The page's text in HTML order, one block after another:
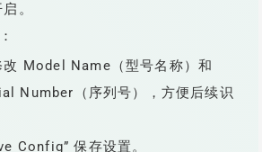
。
：
改 Model Name（型号名称）和
Number（序列号），方便后续识
Config” 保存设置。